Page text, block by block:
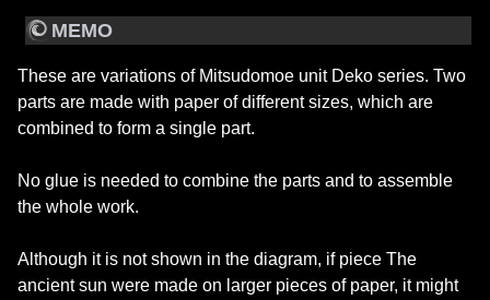
MEMO
These are variations of Mitsudomoe unit Deko series. Two
parts are made with paper of different sizes, which are
combined to form a single part.
No glue is needed to combine the parts and to assemble
the whole work.
Although it is not shown in the diagram, if piece The
ancient sun were made on larger pieces of paper, it might